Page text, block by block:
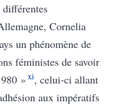
Cornelia
un phénomène de
féministes de savoir
» xi, celui-ci allant
aux impératifs